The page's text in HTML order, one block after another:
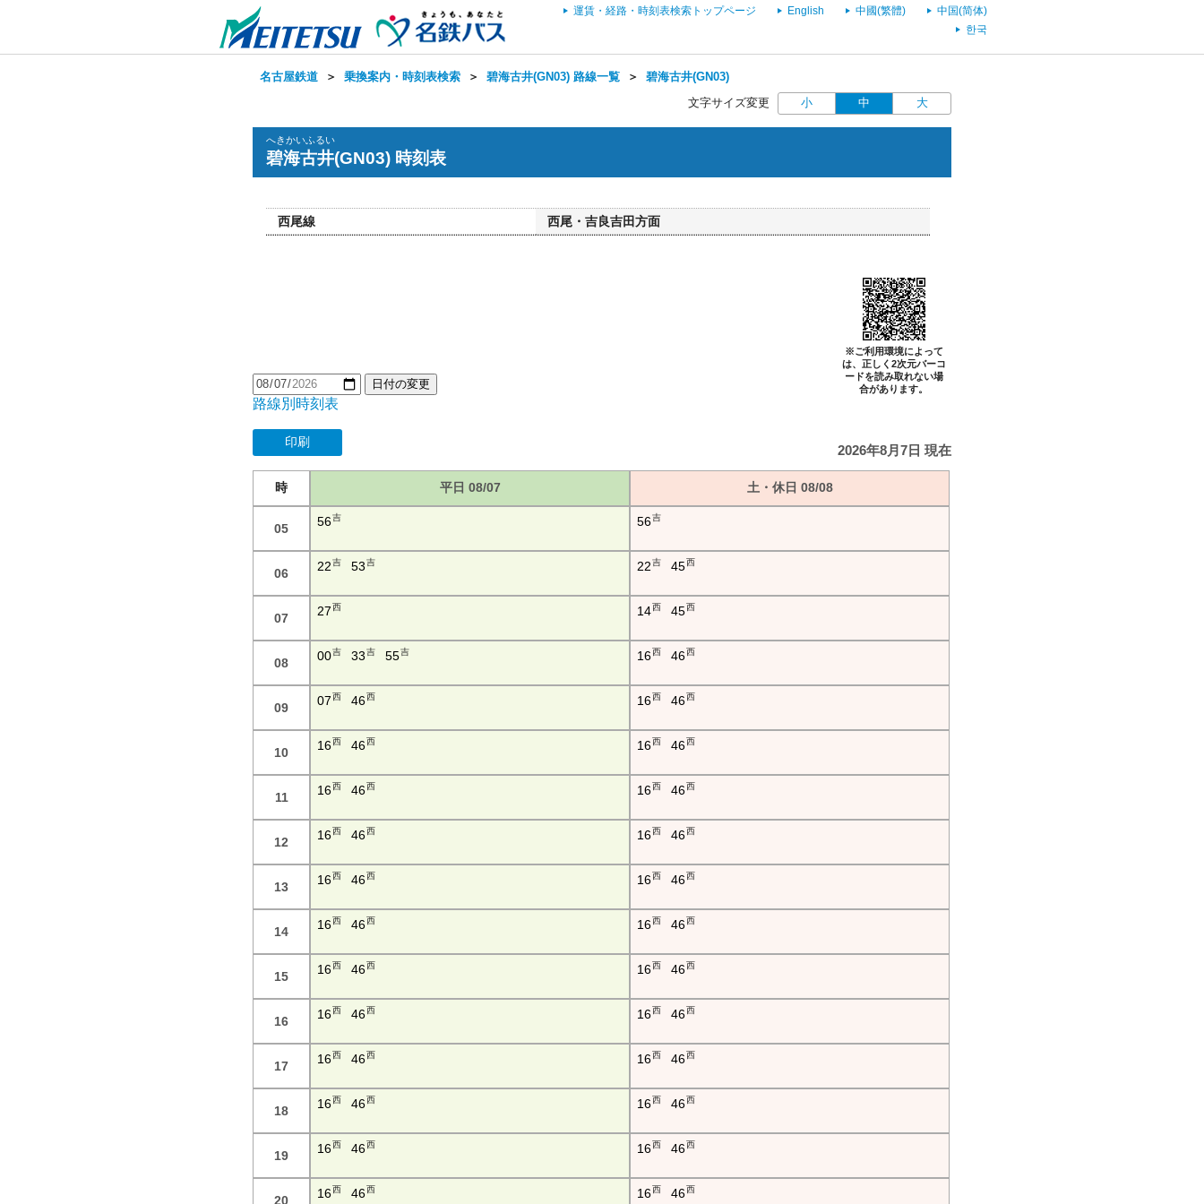
運賃・経路・時刻表検索トップページ English 中國(繁體)
中国(简体)
한국
名古屋鉄道 ＞ 乗換案内・時刻表検索 ＞ 碧海古井(GN03) 路線一覧 ＞ 碧海古井(GN03)
文字サイズ変更 小 中 大
へきかいふるい
碧海古井(GN03) 時刻表
西尾線 西尾・吉良吉田方面
※ご利用環境によって
は、正しく2次元バーコ
ードを読み取れない場
合があります。
日付の変更
路線別時刻表
印刷
2026年8月7日 現在
時 平日 08/07 土・休日 08/08
05 56吉 56吉
06 22吉 53吉 22吉 45西
07 27西 14西 45西
08 00吉 33吉 55吉 16西 46西
09 07西 46西 16西 46西
10 16西 46西 16西 46西
11 16西 46西 16西 46西
12 16西 46西 16西 46西
13 16西 46西 16西 46西
14 16西 46西 16西 46西
15 16西 46西 16西 46西
16 16西 46西 16西 46西
17 16西 46西 16西 46西
18 16西 46西 16西 46西
19 16西 46西 16西 46西
20 16西 46西 16西 46西